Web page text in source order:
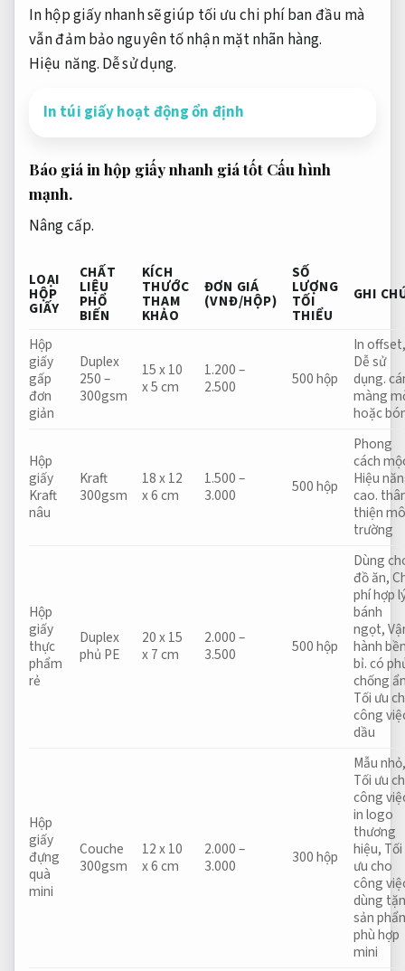
In hộp giấy nhanh sẽ giúp tối ưuchi phíban đầu mà
vẫn đảm bảo nguyên tốnhận mặtnhãn hàng.
Hiệu năng. Dễ sử dụng.
In túi giấy hoạt động ổn định
Báo giá in hộp giấy nhanh giátốt Cấu hình
mạnh.
Nâng cấp.
LOẠI
HỘP
GIẤY
CHẤT
LIỆU
PHỔ
BIẾN
KÍCH
THƯỚC
THAM
KHẢO
ĐƠN GIÁ
(VNĐ/HỘP)
SỐ
LƯỢNG
TỐI
THIỂU
GHI
Hộp
giấy
gấp
đơn
giản
Duplex
250 –
300gsm
15 x 10
x 5 cm
1.200 –
2.500
500 hộp
In offset,
Dễ sử
dụng.
màng
hoặc
Hộp
giấy
Kraft
nâu
Kraft
300gsm
18 x 12
x 6 cm
1.500 –
3.000
500 hộp
Phong
cách
Hiệu
cao.
thiện
trường
Hộp
giấy
thực
phẩm
rẻ
Duplex
phủ PE
20 x 15
x 7 cm
2.000 –
3.500
500 hộp
Dùng
đồ ăn,
phí hợp
bánh
ngọt,
hành
bỉ.có
chống
Tối ưu
công
dầu
Hộp
giấy
đựng
quà
mini
Couche
300gsm
12 x 10
x 6 cm
2.000 –
3.000
300 hộp
Mẫu nhỏ,
Tối ưu
công
in logo
thương
hiệu, Tối
ưu cho
công
dùng
sản
phù hợp
mini